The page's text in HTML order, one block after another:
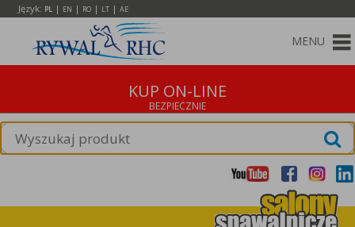
Język: PL | EN | RO | LT | AE
MENU
KUP ON-LINE